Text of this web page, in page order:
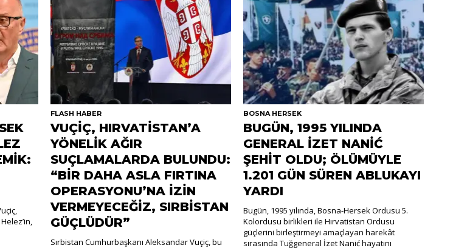
FLASH HABER
VUÇİÇ, HIRVATİSTAN’A
YÖNELİK AĞIR
SUÇLAMALARDA BULUNDU:
“BİR DAHA ASLA FIRTINA
OPERASYONU’NA İZİN
VERMEYECEĞİZ, SIRBİSTAN
GÜÇLÜDÜR”
Sırbistan Cumhurbaşkanı Aleksandar Vuçiç, bu
BOSNA HERSEK
BUGÜN, 1995 YILINDA
GENERAL İZET NANİĆ
ŞEHİT OLDU; ÖLÜMÜYLE
1.201 GÜN SÜREN ABLUKAYI
YARDI
Bugün, 1995 yılında, Bosna-Hersek Ordusu 5.
Kolordusu birlikleri ile Hırvatistan Ordusu
güçlerini birleştirmeyi amaçlayan harekât
sırasında Tuğgeneral İzet Nanić hayatını